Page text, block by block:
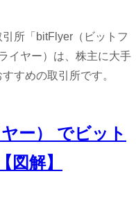
所「bitFlyer（ビットフ
イヤー）は、株主に大手
すめの取引所です。
ー） でビット
図解】